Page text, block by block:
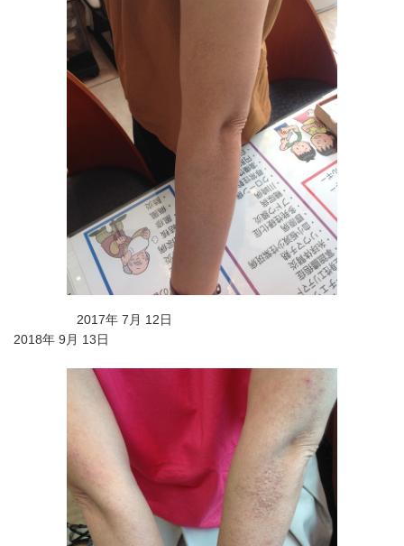
2017年 7月 12日
2018年 9月 13日